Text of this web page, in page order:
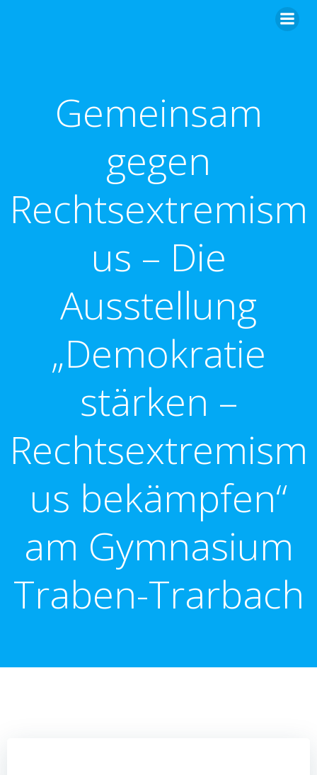
Gemeinsam
gegen
Rechtsextremism
us – Die
Ausstellung
„Demokratie
stärken –
Rechtsextremism
us bekämpfen“
am Gymnasium
Traben-Trarbach